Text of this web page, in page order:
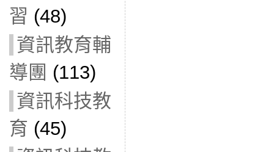
習 (48)
資訊教育輔
導團 (113)
資訊科技教
育 (45)